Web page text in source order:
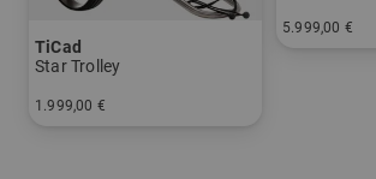
TiCad
Star Trolley
1.999,00 €
5.999,00 €